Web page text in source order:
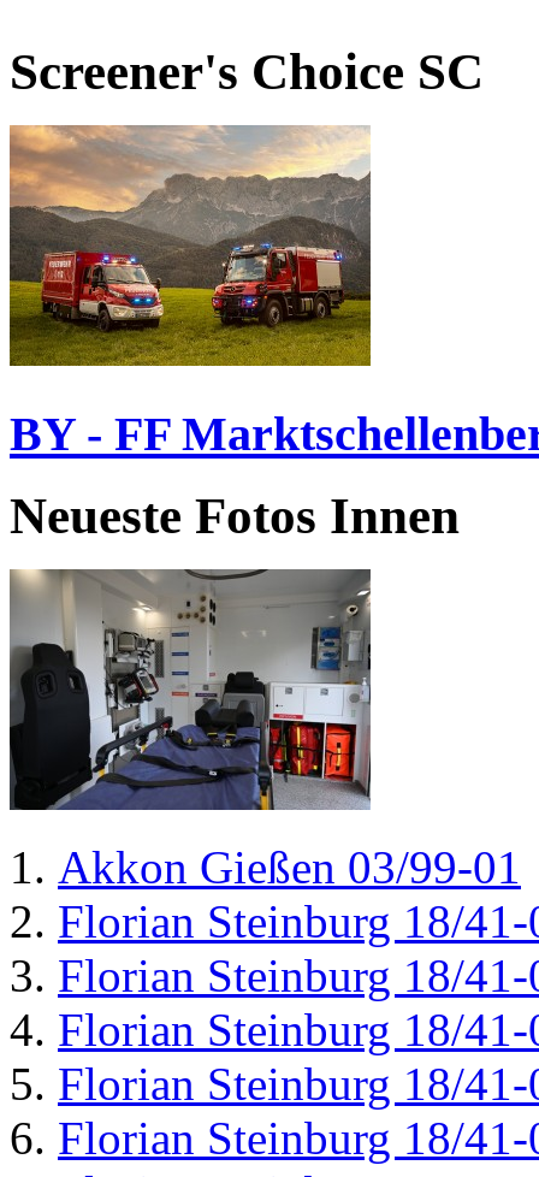
Screener's Choice SC
BY - FF
Neueste Fotos Innen
Akkon Gießen 03/99-01
Florian Steinburg 18/41-
Florian Steinburg 18/41-
Florian Steinburg 18/41-
Florian Steinburg 18/41-
Florian Steinburg 18/41-